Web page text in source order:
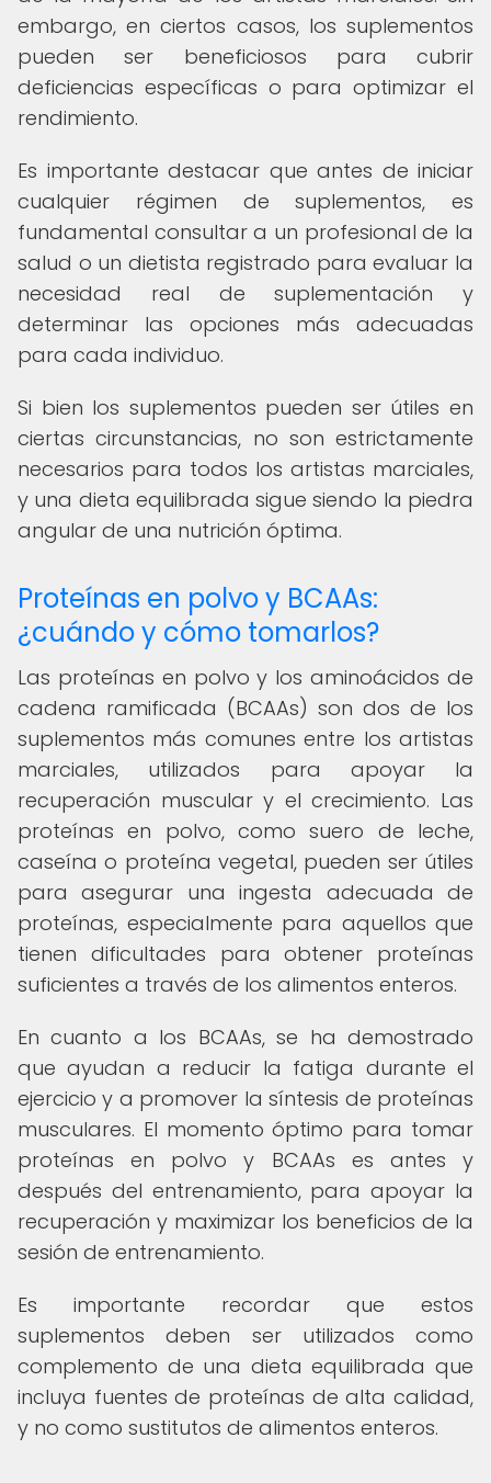
embargo, en ciertos casos, los suplementos
pueden ser beneficiosos para cubrir
deficiencias específicas o para optimizar el
rendimiento.
Es importante destacar que antes de iniciar
cualquier régimen de suplementos, es
fundamental consultar a un profesional de la
salud o un dietista registrado para evaluar la
necesidad real de suplementación y
determinar las opciones más adecuadas
para cada individuo.
Si bien los suplementos pueden ser útiles en
ciertas circunstancias, no son estrictamente
necesarios para todos los artistas marciales,
y una dieta equilibrada sigue siendo la piedra
angular de una nutrición óptima.
Proteínas en polvo y BCAAs:
¿cuándo y cómo tomarlos?
Las proteínas en polvo y los aminoácidos de
cadena ramificada (BCAAs) son dos de los
suplementos más comunes entre los artistas
marciales, utilizados para apoyar la
recuperación muscular y el crecimiento. Las
proteínas en polvo, como suero de leche,
caseína o proteína vegetal, pueden ser útiles
para asegurar una ingesta adecuada de
proteínas, especialmente para aquellos que
tienen dificultades para obtener proteínas
suficientes a través de los alimentos enteros.
En cuanto a los BCAAs, se ha demostrado
que ayudan a reducir la fatiga durante el
ejercicio y a promover la síntesis de proteínas
musculares. El momento óptimo para tomar
proteínas en polvo y BCAAs es antes y
después del entrenamiento, para apoyar la
recuperación y maximizar los beneficios de la
sesión de entrenamiento.
Es importante recordar que estos
suplementos deben ser utilizados como
complemento de una dieta equilibrada que
incluya fuentes de proteínas de alta calidad,
y no como sustitutos de alimentos enteros.